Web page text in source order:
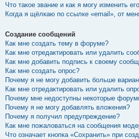
Что такое звание и как я могу изменить
Когда я щёлкаю по ссылке «email», от
Создание сообщений
Как мне создать тему в форуме?
Как мне отредактировать или удалить
Как мне добавить подпись к своему
Как мне создать опрос?
Почему я не могу добавить больше
Как мне отредактировать или удалить
Почему мне недоступны некоторые
Почему я не могу добавлять вложения?
Почему я получил предупреждение?
Как мне пожаловаться на сообщения
Что означает кнопка «Сохранить» при